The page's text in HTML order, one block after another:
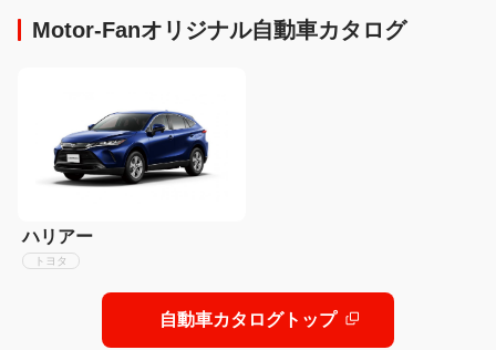
Motor-Fanオリジナル自動車カタログ
ハリアー
トヨタ
自動車カタログトップ